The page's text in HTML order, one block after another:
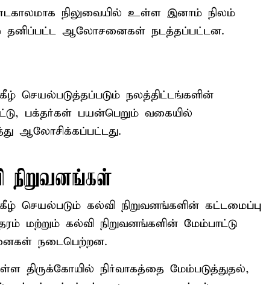
நிலுவையில் உள்ள இனாம் நிலம்
தனிப்பட்ட ஆலோசனைகள் நடத்தப்பட்டன.
செயல்படுத்தப்படும் நலத்திட்டங்களின்
பக்தர்கள் பயன்பெறும் வகையில்
ஆலோசிக்கப்பட்டது.
நிறுவனங்கள்
செயல்படும் கல்வி நிறுவனங்களின் கட்டமைப்பு
மற்றும் கல்வி நிறுவனங்களின் மேம்பாட்டு
நடைபெற்றன.
திருக்கோயில் நிர்வாகத்தை மேம்படுத்துதல்,